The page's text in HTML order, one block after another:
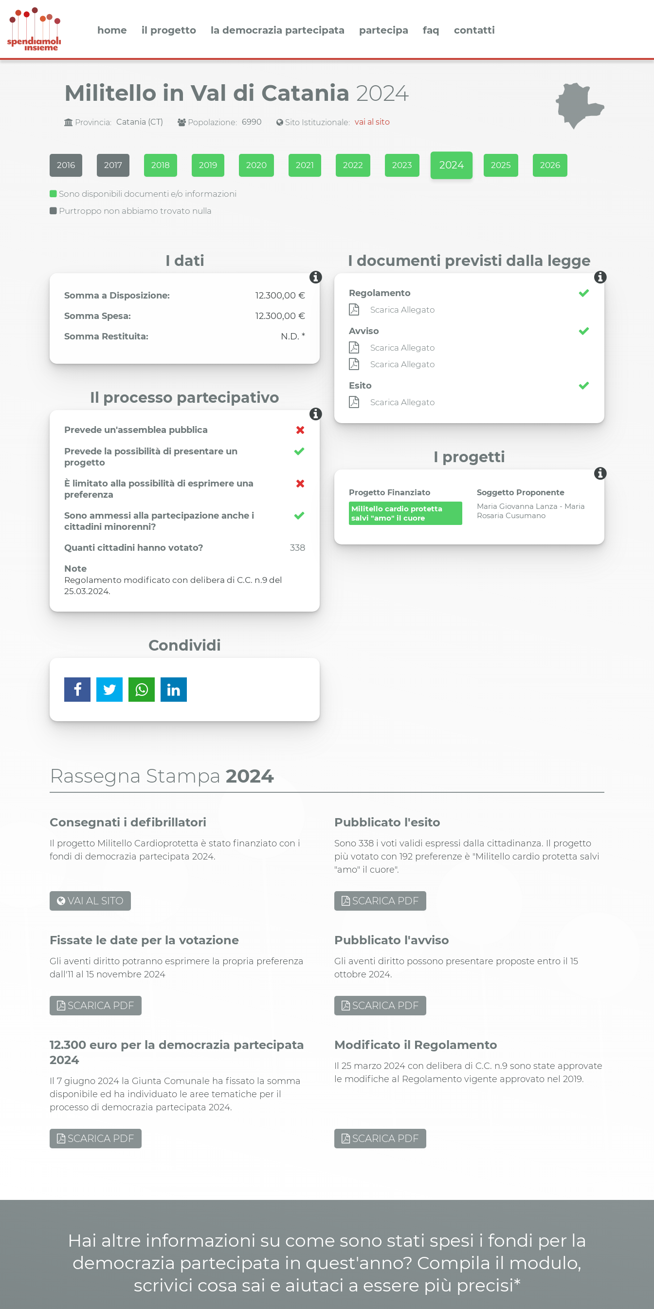
home il progetto la democrazia partecipata partecipa faq contatti
Militello in Val di Catania 2024
Provincia: Catania (CT) Popolazione: 6990 Sito Istituzionale: vai al sito
2016 2017 2018 2019 2020 2021 2022 2023 2024 2025 2026
Sono disponibili documenti e/o informazioni
Purtroppo non abbiamo trovato nulla
I dati
Somma a Disposizione:
12.300,00 €
Somma Spesa:
12.300,00 €
Somma Restituita:
N.D. *
I documenti previsti dalla legge
Regolamento
Scarica Allegato
Avviso
Scarica Allegato
Scarica Allegato
Esito
Scarica Allegato
Il processo partecipativo
Prevede un'assemblea pubblica
Prevede la possibilità di presentare un
progetto
È limitato alla possibilità di esprimere una
preferenza
Sono ammessi alla partecipazione anche i
cittadini minorenni?
Quanti cittadini hanno votato?
338
Note
Regolamento modificato con delibera di C.C. n.9 del
25.03.2024.
I progetti
Progetto Finanziato
Soggetto Proponente
Militello cardio protetta
salvi "amo" il cuore
Maria Giovanna Lanza - Maria
Rosaria Cusumano
Condividi
Rassegna Stampa 2024
Consegnati i defibrillatori
Il progetto Militello Cardioprotetta è stato finanziato con i
fondi di democrazia partecipata 2024.
VAI AL SITO
Pubblicato l'esito
Sono 338 i voti validi espressi dalla cittadinanza. Il progetto
più votato con 192 preferenze è "Militello cardio protetta salvi
"amo" il cuore".
SCARICA PDF
Fissate le date per la votazione
Gli aventi diritto potranno esprimere la propria preferenza
dall'11 al 15 novembre 2024
SCARICA PDF
Pubblicato l'avviso
Gli aventi diritto possono presentare proposte entro il 15
ottobre 2024.
SCARICA PDF
12.300 euro per la democrazia partecipata
2024
Il 7 giugno 2024 la Giunta Comunale ha fissato la somma
disponibile ed ha individuato le aree tematiche per il
processo di democrazia partecipata 2024.
SCARICA PDF
Modificato il Regolamento
Il 25 marzo 2024 con delibera di C.C. n.9 sono state approvate
le modifiche al Regolamento vigente approvato nel 2019.
SCARICA PDF
Hai altre informazioni su come sono stati spesi i fondi per la
democrazia partecipata in quest'anno? Compila il modulo,
scrivici cosa sai e aiutaci a essere più precisi*